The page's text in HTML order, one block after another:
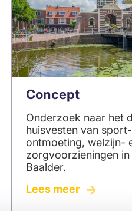
Concept
Onderzoek naar het
huisvesten van
ontmoeting, welzijn-
zorgvoorzieningen in
Baalder.
Lees meer 6